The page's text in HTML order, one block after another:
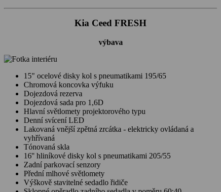
Kia Ceed FRESH
výbava
15" ocelové disky kol s pneumatikami 195/65
Chromová koncovka výfuku
Dojezdová rezerva
Dojezdová sada pro 1,6D
Hlavní světlomety projektorového typu
Denní svícení LED
Lakovaná vnější zpětná zrcátka - elektricky ovládaná a
vyhřívaná
Tónovaná skla
16'' hliníkové disky kol s pneumatikami 205/55
Zadní parkovací senzory
Přední mlhové světlomety
Výškově stavitelné sedadlo řidiče